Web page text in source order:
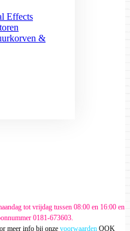
Effects
&
tot vrijdag tussen 08:00 en 16:00 en
0181-673603.
meer info bij onze voorwaarden OOK